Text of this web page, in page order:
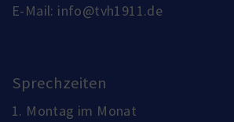
E-Mail: info@tvh1911.de
Sprechzeiten
1. Montag im Monat